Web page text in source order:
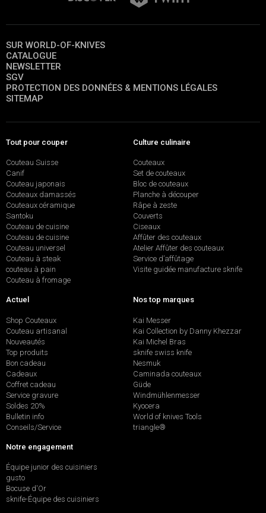
SUR WORLD-OF-KNIVES
CATALOGUE
NEWSLETTER
SGV
PROTECTION DES DONNÉES & MENTIONS LÉGALES
SITEMAP
Tout pour couper
Couteau Suisse
Canif
Couteau japonais
Couteaux damassés
Couteaux céramique
Santoku
Couteau de cuisine
Couteau de cuisine
Couteau universel
Couteau à steak
couteau à pain
Couteau à fromage
Culture culinaire
Couteaux
Set de couteaux
Bloc de couteaux
Planche à découper
Râpe à zeste
Couverts
Ciseaux
Affûter des couteaux
Atelier Affûter des couteaux
Service d’affûtage
Visite guidée manufacture sknife
Actuel
Shop Couteaux
Couteau artisanal
Nouveautés
Top produits
Bon cadeau
Cadeaux
Coffret cadeau
Service gravure
Soldes 20%
Bulletin info
Conseils/Service
Nos top marques
Kai Messer
Kai Collection by Danny Khezzar
Kai Michel Bras
sknife swiss knife
Nesmuk
Caminada couteaux
Güde
Windmühlenmesser
Kyocera
World of knives Tools
triangle®
Notre engagement
Équipe junior des cuisiniers
gusto
Bocuse d'Or
sknife-Équipe des cuisiniers